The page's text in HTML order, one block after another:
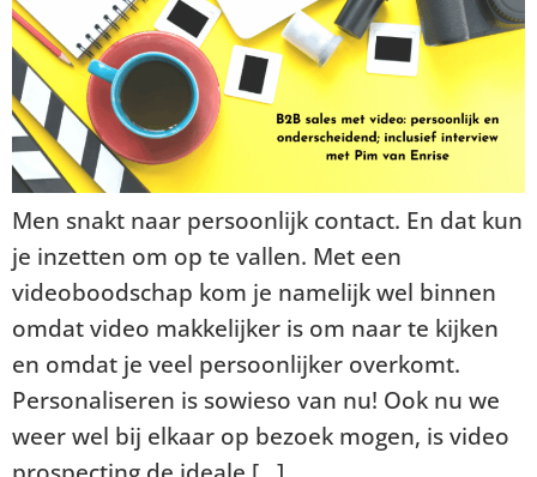
Men snakt naar persoonlijk contact. En dat kun
je inzetten om op te vallen. Met een
videoboodschap kom je namelijk wel binnen
omdat video makkelijker is om naar te kijken
en omdat je veel persoonlijker overkomt.
Personaliseren is sowieso van nu! Ook nu we
weer wel bij elkaar op bezoek mogen, is video